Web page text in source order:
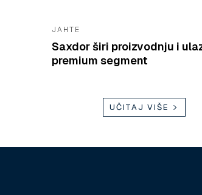
JAHTE
Saxdor širi proizvodnju i
premium segment
UČITAJ VIŠE